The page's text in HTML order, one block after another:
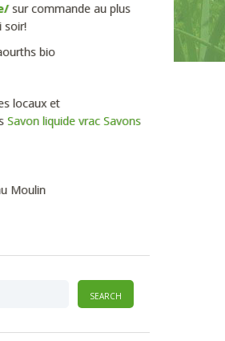
sur commande au plus
soir!
bio
locaux et
Savon liquide vrac Savons
Moulin